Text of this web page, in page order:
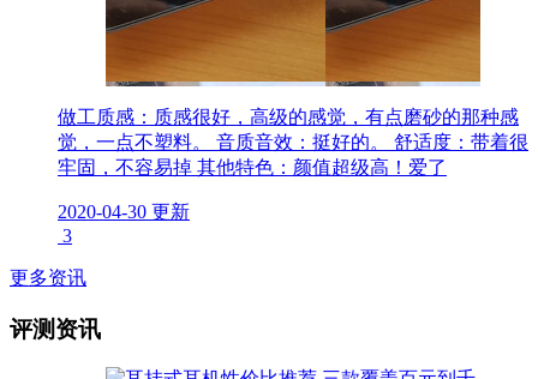
做工质感：质感很好，高级的感觉，有点磨砂的那种感
觉，一点不塑料。 音质音效：挺好的。 舒适度：带着很
牢固，不容易掉 其他特色：颜值超级高！爱了
2020-04-30 更新
3
更多资讯
评测资讯